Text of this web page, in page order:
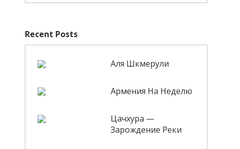
Recent Posts
Аля Шкмерули
Армения На Неделю
Цачхура —
Зарождение Реки